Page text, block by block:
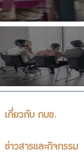
เกี่ยวกับ กบข.
ข่าวสารและกิจกรรม